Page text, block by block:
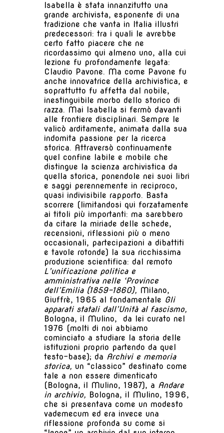
Isabella è stata innanzitutto una
grande archivista, esponente di una
tradizione che vanta in Italia illustri
predecessori: tra i quali le avrebbe
certo fatto piacere che ne
ricordassimo qui almeno uno, alla cui
lezione fu profondamente legata:
Claudio Pavone. Ma come Pavone fu
anche innovatrice della archivistica, e
soprattutto fu affetta dal nobile,
inestinguibile morbo dello storico di
razza. Mai Isabella si fermò davanti
alle frontiere disciplinari. Sempre le
valicò arditamente, animata dalla sua
indomita passione per la ricerca
storica. Attraversò continuamente
quel confine labile e mobile che
distingue la scienza archivistica da
quella storica, ponendole nei suoi libri
e saggi perennemente in reciproco,
quasi indivisibile rapporto. Basta
scorrere (limitandosi qui forzatamente
ai titoli più importanti: ma sarebbero
da citare la miriade delle schede,
recensioni, riflessioni più o meno
occasionali, partecipazioni a dibattiti
e tavole rotonde) la sua ricchissima
produzione scientifica: dal remoto
L’unificazione politica e
amministrativa nelle ‘Province
dell’Emilia (1859-1860), Milano,
Giuffrè, 1965 al fondamentale Gli
apparati statali dall’Unità al fascismo,
Bologna, il Mulino, da lei curato nel
1976 (molti di noi abbiamo
cominciato a studiare la storia delle
istituzioni proprio partendo da quel
testo-base); da Archivi e memoria
storica, un “classico” destinato come
tale a non essere dimenticato
(Bologna, il Mulino, 1987), a Andare
in archivio, Bologna, il Mulino, 1996,
che si presentava come un modesto
vademecum ed era invece una
riflessione profonda su come si